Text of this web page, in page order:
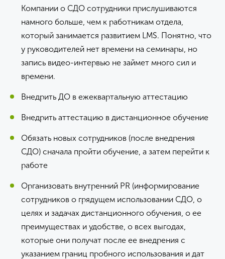
Компании о СДО сотрудники прислушиваются
намного больше, чем к работникам отдела,
который занимается развитием LMS. Понятно, что
у руководителей нет времени на семинары, но
запись видео-интервью не займет много сил и
времени.
Внедрить ДО в ежеквартальную аттестацию
Внедрить аттестацию в дистанционное обучение
Обязать новых сотрудников (после внедрения
СДО) сначала пройти обучение, а затем перейти к
работе
Организовать внутренний PR (информирование
сотрудников о грядущем использовании СДО, о
целях и задачах дистанционного обучения, о ее
преимуществах и удобстве, о всех выгодах,
которые они получат после ее внедрения с
указанием границ пробного использования и дат